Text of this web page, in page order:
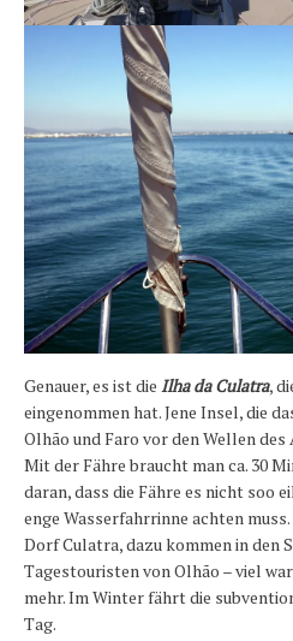
Genauer, es ist die Ilha da Culatra,
eingenommen hat. Jene Insel, die
Olhão und Faro vor den Wellen
Mit der Fähre braucht man ca. 30
daran, dass die Fähre es nicht soo
enge Wasserfahrrinne achten
Dorf Culatra, dazu kommen in den
Tagestouristen von Olhão – viel
mehr. Im Winter fährt die
Tag.